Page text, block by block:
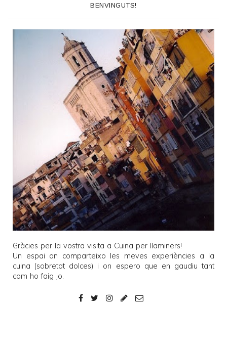
BENVINGUTS!
Gràcies per la vostra visita a Cuina per llaminers!
Un espai on comparteixo les meves experiències a la
cuina (sobretot dolces) i on espero que en gaudiu tant
com ho faig jo.